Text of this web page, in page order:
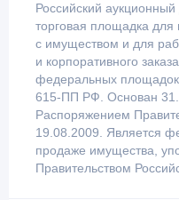
Российский
торговая площадка для
с имуществом и для
и корпоративного
федеральных
615-ПП РФ. Основан
Распоряжением
19.08.2009. Является
продаже имущества,
Правительством